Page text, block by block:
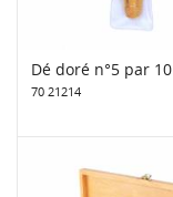
Dé doré n°5 par 10
70 21214